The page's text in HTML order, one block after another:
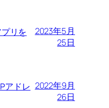
リを
2023年5月
25日
アドレ 2022年9月
26日